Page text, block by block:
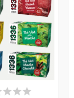
DE STOCK